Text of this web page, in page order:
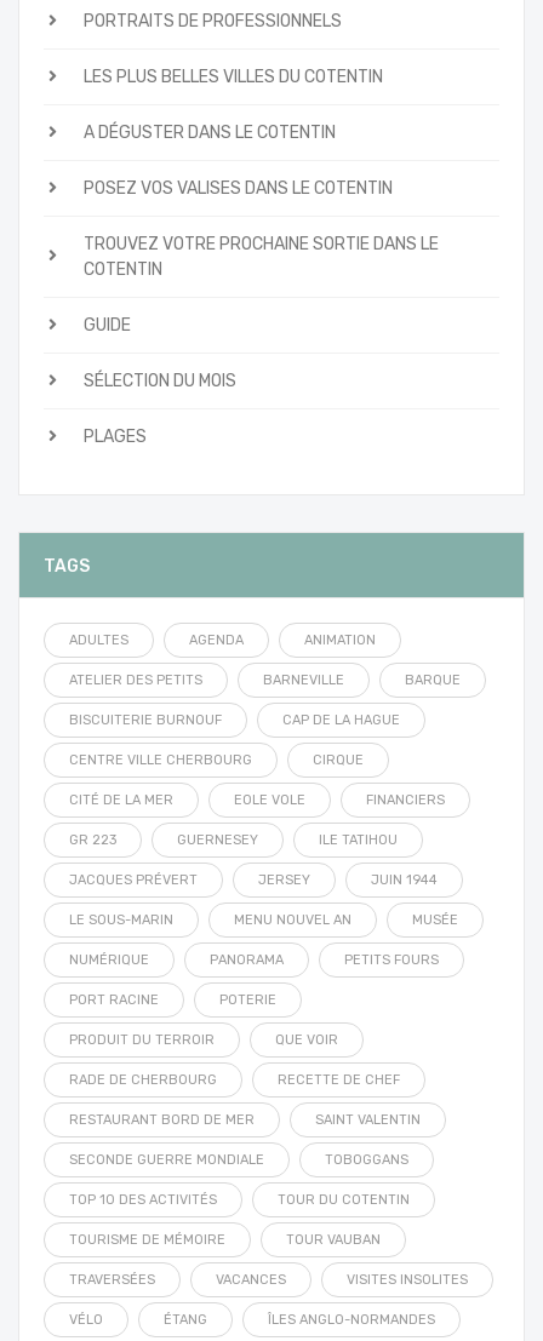
PORTRAITS DE PROFESSIONNELS
LES PLUS BELLES VILLES DU COTENTIN
A DÉGUSTER DANS LE COTENTIN
POSEZ VOS VALISES DANS LE COTENTIN
TROUVEZ VOTRE PROCHAINE SORTIE DANS LE
COTENTIN
GUIDE
SÉLECTION DU MOIS
PLAGES
TAGS
ADULTES AGENDA ANIMATION
ATELIER DES PETITS BARNEVILLE BARQUE
BISCUITERIE BURNOUF CAP DE LA HAGUE
CENTRE VILLE CHERBOURG CIRQUE
CITÉ DE LA MER EOLE VOLE FINANCIERS
GR 223 GUERNESEY ILE TATIHOU
JACQUES PRÉVERT JERSEY JUIN 1944
LE SOUS-MARIN MENU NOUVEL AN MUSÉE
NUMÉRIQUE PANORAMA PETITS FOURS
PORT RACINE POTERIE
PRODUIT DU TERROIR QUE VOIR
RADE DE CHERBOURG RECETTE DE CHEF
RESTAURANT BORD DE MER SAINT VALENTIN
SECONDE GUERRE MONDIALE TOBOGGANS
TOP 10 DES ACTIVITÉS TOUR DU COTENTIN
TOURISME DE MÉMOIRE TOUR VAUBAN
TRAVERSÉES VACANCES VISITES INSOLITES
VÉLO ÉTANG ÎLES ANGLO-NORMANDES